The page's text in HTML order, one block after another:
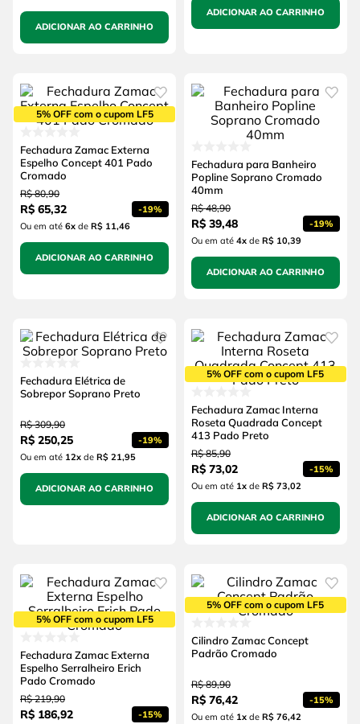
ADICIONAR AO CARRINHO
ADICIONAR AO CARRINHO
5% OFF com o cupom LF5
Fechadura Zamac Externa
Espelho Concept 401 Pado
Cromado
R$ 80,90
R$ 65,32 -19%
Ou em até 6xde R$ 11,46
ADICIONAR AO CARRINHO
Fechadura para Banheiro
Popline Soprano Cromado
40mm
R$ 48,90
R$ 39,48 -19%
Ou em até 4xde R$ 10,39
ADICIONAR AO CARRINHO
Fechadura Elétrica de
Sobrepor Soprano Preto
R$ 309,90
R$ 250,25 -19%
Ou em até 12xde R$ 21,95
ADICIONAR AO CARRINHO
5% OFF com o cupom LF5
Fechadura Zamac Interna
Roseta Quadrada Concept
413 Pado Preto
R$ 85,90
R$ 73,02 -15%
Ou em até 1xde R$ 73,02
ADICIONAR AO CARRINHO
5% OFF com o cupom LF5
Fechadura Zamac Externa
Espelho Serralheiro Erich
Pado Cromado
R$ 219,90
R$ 186,92 -15%
5% OFF com o cupom LF5
Cilindro Zamac Concept
Padrão Cromado
R$ 89,90
R$ 76,42 -15%
Ou em até 1xde R$ 76,42